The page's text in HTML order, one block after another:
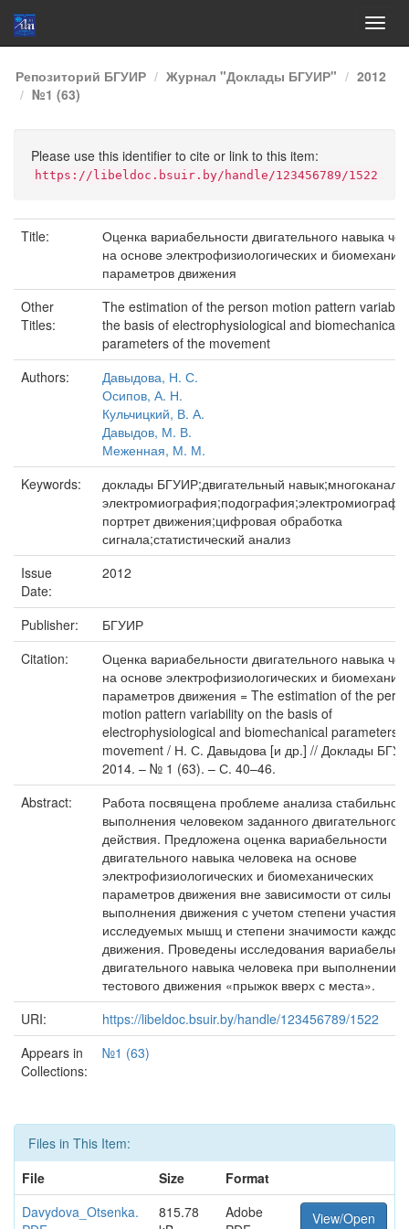
Skip
navigation
Репозиторий БГУИР Журнал "Доклады БГУИР"
2012
№1 (63)
Please use this identifier to cite or link to this item:
https://libeldoc.bsuir.by/handle/123456789/1522
Title:
Оценка вариабельности двигательного навыка
на основе электрофизиологических и
параметров движения
Other
Titles:
The estimation of the person motion pattern
the basis of electrophysiological and biomechanical
parameters of the movement
Authors:
Давыдова, Н. С.
Осипов, А. Н.
Кульчицкий, В. А.
Давыдов, М. В.
Меженная, М. М.
Keywords:
доклады БГУИР;двигательный
портрет движения;цифровая обработка
сигнала;статистический анализ
Issue
Date:
2012
Publisher:
БГУИР
Citation:
Оценка вариабельности двигательного навыка
на основе электрофизиологических и
параметров движения = The estimation of the
motion pattern variability on the basis of
electrophysiological and biomechanical parameters
movement / Н. С. Давыдова [и др.] // Доклады
2014. – № 1 (63). – С. 40–46.
Abstract:
Работа посвящена проблеме анализа
выполнения человеком заданного двигательного
действия. Предложена оценка вариабельности
двигательного навыка человека на основе
электрофизиологических и биомеханических
параметров движения вне зависимости от силы
выполнения движения с учетом степени участия
исследуемых мышц и степени значимости
движения. Проведены исследования
двигательного навыка человека при выполнении
тестового движения «прыжок вверх с места».
URI:
https://libeldoc.bsuir.by/handle/123456789/1522
Appears in
Collections:
№1 (63)
Files in This Item:
File
Size
Format
Davydova_Otsenka.
815.78
Adobe
View/Open